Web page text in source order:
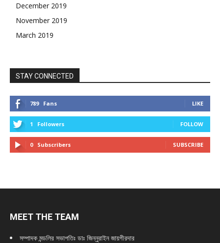
December 2019
November 2019
March 2019
STAY CONNECTED
789 Fans LIKE
1 Followers FOLLOW
0 Subscribers SUBSCRIBE
MEET THE TEAM
সম্পাদক মন্ডলির সভাপতিঃ ডাঃ জিন্নুরাইন জায়গীরদার